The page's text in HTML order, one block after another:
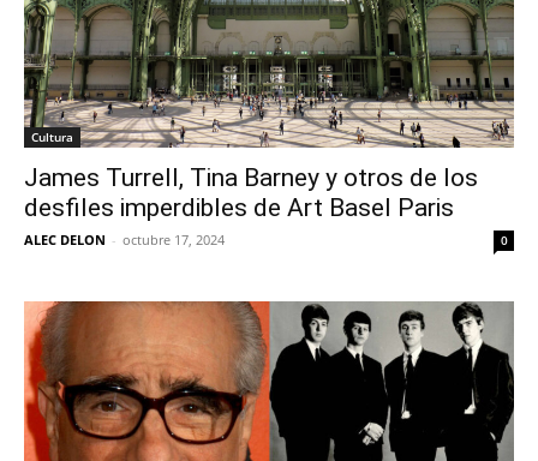
Cultura
James Turrell, Tina Barney y otros de los
desfiles imperdibles de Art Basel Paris
ALEC DELON - octubre 17, 2024 0